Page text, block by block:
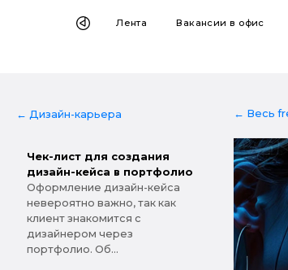
Лента Вакансиив офис
← Дизайн-карьера
Чек-лист для создания
дизайн-кейса в портфолио
Оформление дизайн-кейса
невероятно важно, так как
клиент знакомится с
дизайнером через
портфолио. Об...
← Весь